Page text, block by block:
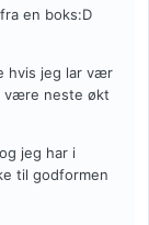
en boks:D
hvis jeg lar vær
være neste økt
jeg har i
til godformen